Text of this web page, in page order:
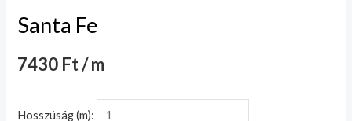
Santa Fe
7430 Ft / m
Hosszúság (m):